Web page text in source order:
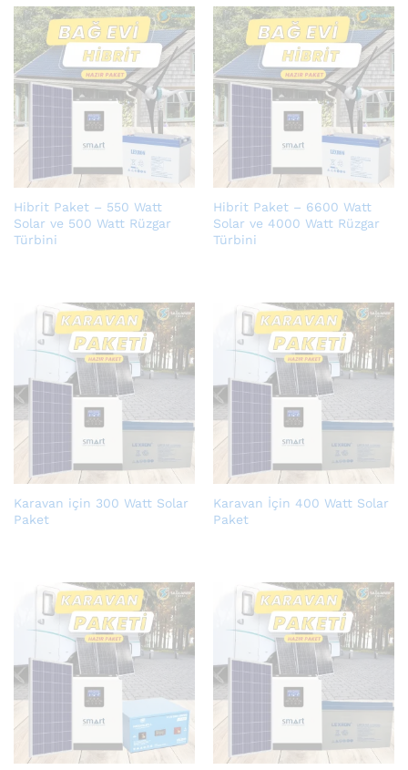
Hibrit Paket – 550 Watt
Solar ve 500 Watt Rüzgar
Türbini
Hibrit Paket – 6600 Watt
Solar ve 4000 Watt Rüzgar
Türbini
Karavan için 300 Watt Solar
Paket
Karavan İçin 400 Watt Solar
Paket